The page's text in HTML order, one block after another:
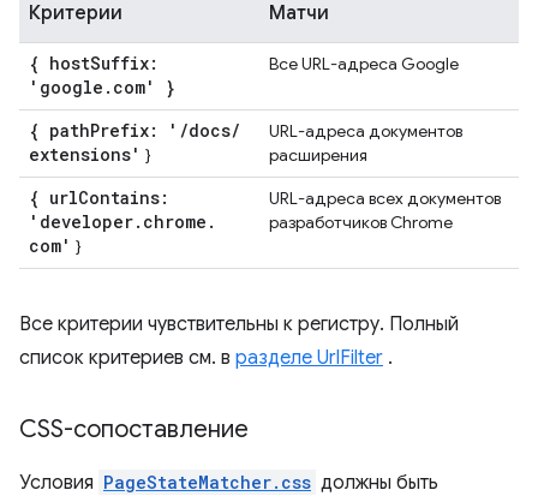
Критерии Матчи
{ hostSuffix:
'google . com' }
Все URL-адреса Google
{ pathPrefix: ' /docs/
extensions' }
URL-адреса документов
расширения
{ urlContains:
'developer. chrome .
com' }
URL-адреса всех документов
разработчиков Chrome
Все критерии чувствительны к регистру. Полный
список критериев см. в разделе UrlFilter .
CSS-сопоставление
Условия PageStateMatcher.css должны быть